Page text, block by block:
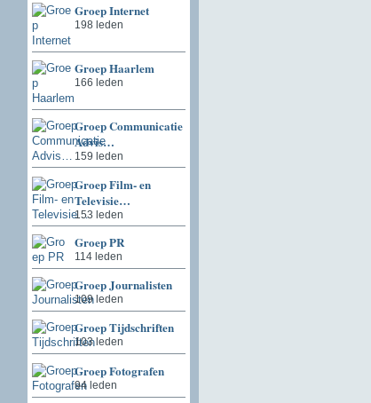
Groep Internet
198 leden
Groep Haarlem
166 leden
Groep Communicatie
Advis…
159 leden
Groep Film- en
Televisie…
153 leden
Groep PR
114 leden
Groep Journalisten
109 leden
Groep Tijdschriften
103 leden
Groep Fotografen
94 leden